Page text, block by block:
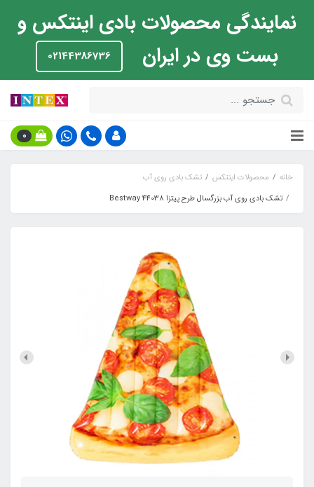
نمایندگی محصولات بادی اینتکس و
بست وی در ایران
02144386736
0
خانه محصولات اینتکس
تشک بادی روی آب
تشک بادی روی آب بزرگسال طرح پیتزا Bestway 44038